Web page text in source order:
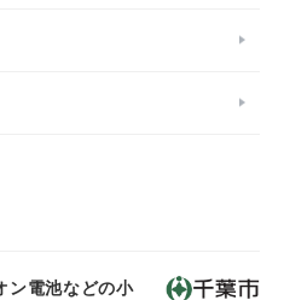
ン電池などの小